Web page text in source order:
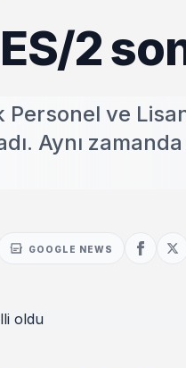
2
Personel ve
Aynı
GOOGLE NEWS